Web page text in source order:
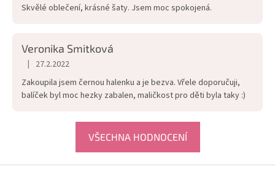
Skvělé oblečení, krásné šaty. Jsem moc spokojená.
Veronika Smitková
Hodnocení obchodu je 5 z 5 hvězdiček.
| 27.2.2022
Zakoupila jsem černou halenku a je bezva. Vřele doporučuji,
balíček byl moc hezky zabalen, maličkost pro děti byla taky :)
VŠECHNA HODNOCENÍ